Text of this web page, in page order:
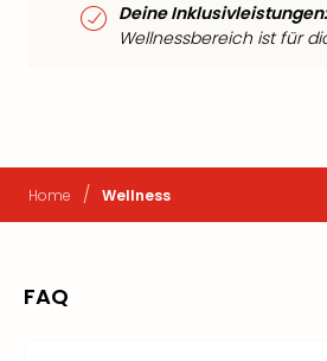
Deine Inklusivleistungen:
Wellnessbereich ist für
Home / Wellness
FAQ